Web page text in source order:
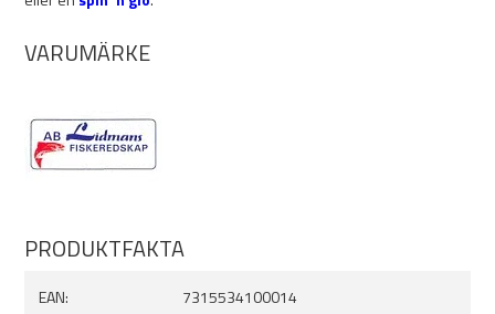
VARUMÄRKE
PRODUKTFAKTA
EAN:
7315534100014